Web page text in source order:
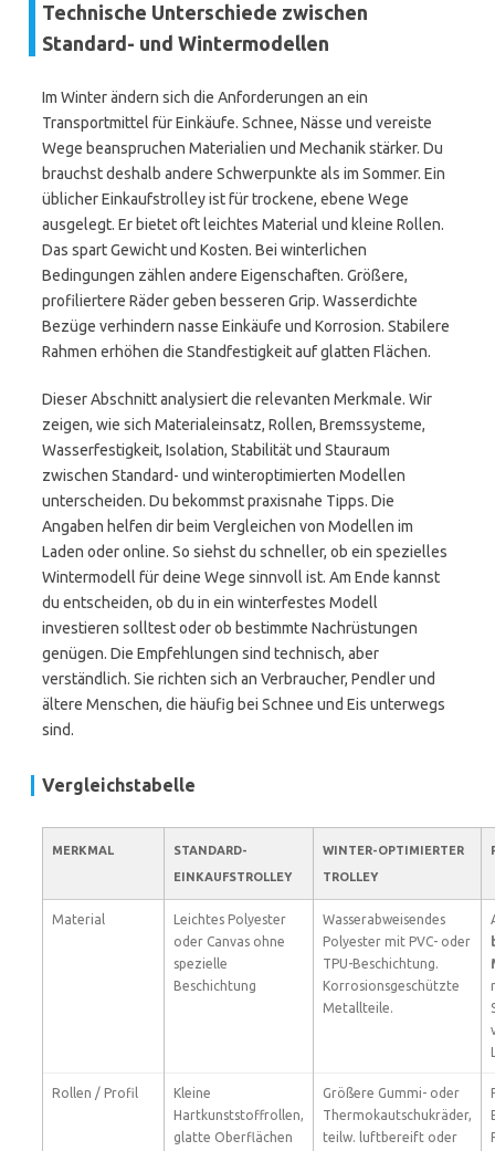
Technische Unterschiede zwischen
Standard- und Wintermodellen
Im Winter ändern sich die Anforderungen an ein
Transportmittel für Einkäufe. Schnee, Nässe und vereiste
Wege beanspruchen Materialien und Mechanik stärker. Du
brauchst deshalb andere Schwerpunkte als im Sommer. Ein
üblicher Einkaufstrolley ist für trockene, ebene Wege
ausgelegt. Er bietet oft leichtes Material und kleine Rollen.
Das spart Gewicht und Kosten. Bei winterlichen
Bedingungen zählen andere Eigenschaften. Größere,
profiliertere Räder geben besseren Grip. Wasserdichte
Bezüge verhindern nasse Einkäufe und Korrosion. Stabilere
Rahmen erhöhen die Standfestigkeit auf glatten Flächen.
Dieser Abschnitt analysiert die relevanten Merkmale. Wir
zeigen, wie sich Materialeinsatz, Rollen, Bremssysteme,
Wasserfestigkeit, Isolation, Stabilität und Stauraum
zwischen Standard- und winteroptimierten Modellen
unterscheiden. Du bekommst praxisnahe Tipps. Die
Angaben helfen dir beim Vergleichen von Modellen im
Laden oder online. So siehst du schneller, ob ein spezielles
Wintermodell für deine Wege sinnvoll ist. Am Ende kannst
du entscheiden, ob du in ein winterfestes Modell
investieren solltest oder ob bestimmte Nachrüstungen
genügen. Die Empfehlungen sind technisch, aber
verständlich. Sie richten sich an Verbraucher, Pendler und
ältere Menschen, die häufig bei Schnee und Eis unterwegs
sind.
Vergleichstabelle
MERKMAL
STANDARD-
EINKAUFSTROLLEY
WINTER-OPTIMIERTER
TROLLEY
Material
Leichtes Polyester
oder Canvas ohne
spezielle
Beschichtung
Wasserabweisendes
Polyester mit PVC- oder
TPU-Beschichtung.
Korrosionsgeschützte
Metallteile.
Rollen / Profil
Kleine
Hartkunststoffrollen,
glatte Oberflächen
Größere Gummi- oder
Thermokautschukräder,
teilw. luftbereift oder